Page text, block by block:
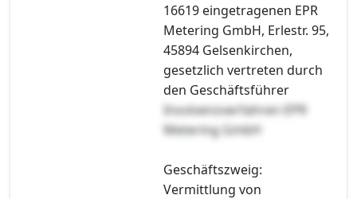
16619 eingetragenen EPR
Metering GmbH, Erlestr. 95,
45894 Gelsenkirchen,
gesetzlich vertreten durch
den Geschäftsführer
Insolvenzverfahren EPR
Metering GmbH
Geschäftszweig:
Vermittlung von